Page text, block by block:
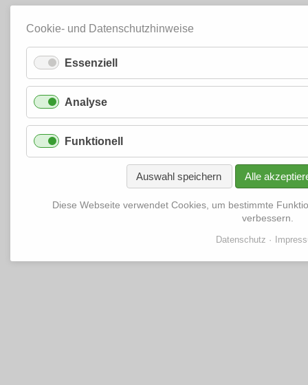
Cookie- und Datenschutzhinweise
Essenziell
Analyse
Funktionell
Auswahl speichern Alle
Diese Webseite verwendet Cookies, um bestimmte
verbessern.
Datenschutz